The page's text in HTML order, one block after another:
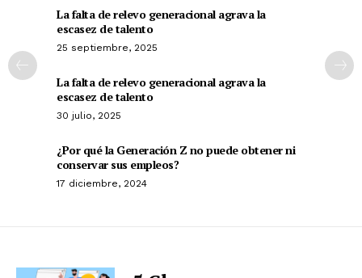
La falta de relevo generacional agrava la
escasez de talento
25 septiembre, 2025
La falta de relevo generacional agrava la
escasez de talento
30 julio, 2025
¿Por qué la Generación Z no puede obtener ni
conservar sus empleos?
17 diciembre, 2024